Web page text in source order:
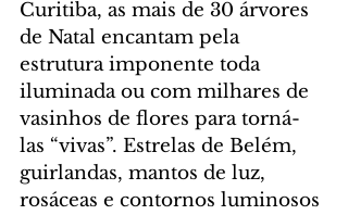
Curitiba, as mais de 30 árvores
de Natal encantam pela
estrutura imponente toda
iluminada ou com milhares de
vasinhos de flores para torná-
las “vivas”. Estrelas de Belém,
guirlandas, mantos de luz,
rosáceas e contornos luminosos